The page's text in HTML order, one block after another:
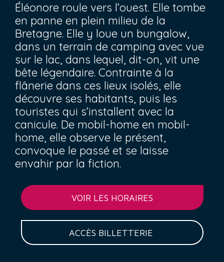
Éléonore roule vers l’ouest. Elle tombe
en panne en plein milieu de la
Bretagne. Elle y loue un bungalow,
dans un terrain de camping avec vue
sur le lac, dans lequel, dit-on, vit une
bête légendaire. Contrainte à la
flânerie dans ces lieux isolés, elle
découvre ses habitants, puis les
touristes qui s’installent avec la
canicule. De mobil-home en mobil-
home, elle observe le présent,
convoque le passé et se laisse
envahir par la fiction.
VOIR LES HORAIRES
ACCÈS BILLETTERIE